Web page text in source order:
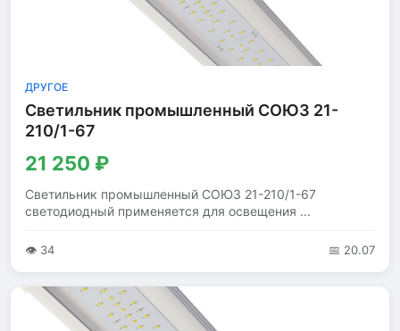
ДРУГОЕ
Светильник промышленный СОЮЗ 21-
210/1-67
21 250 ₽
Светильник промышленный СОЮЗ 21-210/1-67
светодиодный применяется для освещения ...
👁 34 📅 20.07